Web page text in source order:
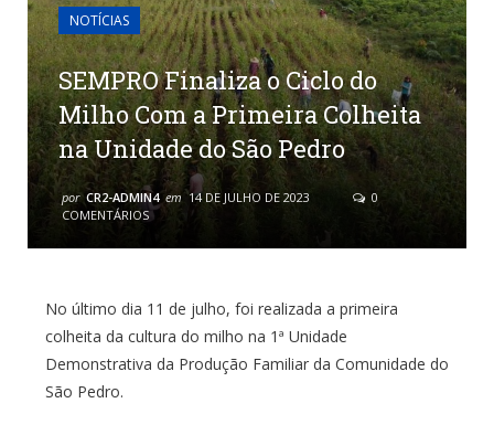
NOTÍCIAS
SEMPRO Finaliza o Ciclo do
Milho Com a Primeira Colheita
na Unidade do São Pedro
por CR2-ADMIN4 em 14 DE JULHO DE 2023
0
COMENTÁRIOS
No último dia 11 de julho, foi realizada a primeira
colheita da cultura do milho na 1ª Unidade
Demonstrativa da Produção Familiar da Comunidade do
São Pedro.